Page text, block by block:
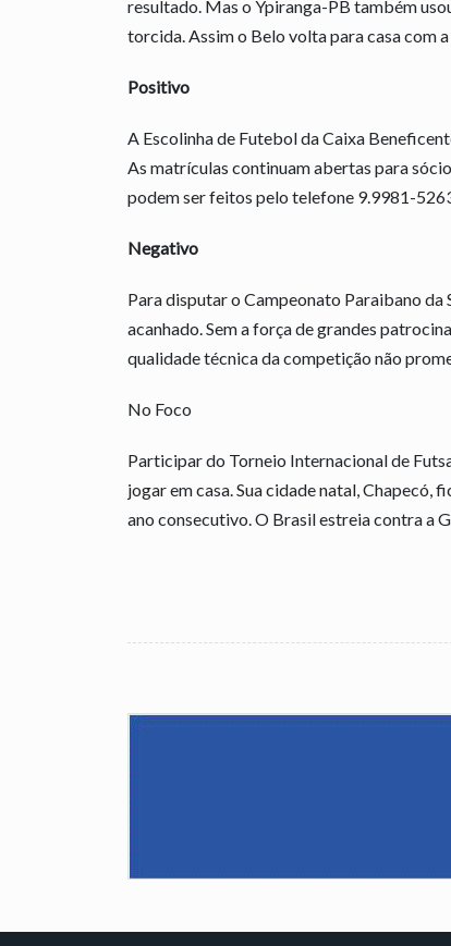
resultado. Mas o Ypiranga-PB também
torcida. Assim o Belo volta para casa com
Positivo
A Escolinha de Futebol da Caixa
As matrículas continuam abertas para
podem ser feitos pelo telefone 9.9981-
Negativo
Para disputar o Campeonato Paraibano
acanhado. Sem a força de grandes
qualidade técnica da competição não
No Foco
Participar do Torneio Internacional de
jogar em casa. Sua cidade natal, Chapecó,
ano consecutivo. O Brasil estreia contra a